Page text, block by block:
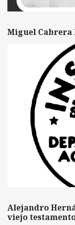
Miguel Cabrera
Alejandro
viejo